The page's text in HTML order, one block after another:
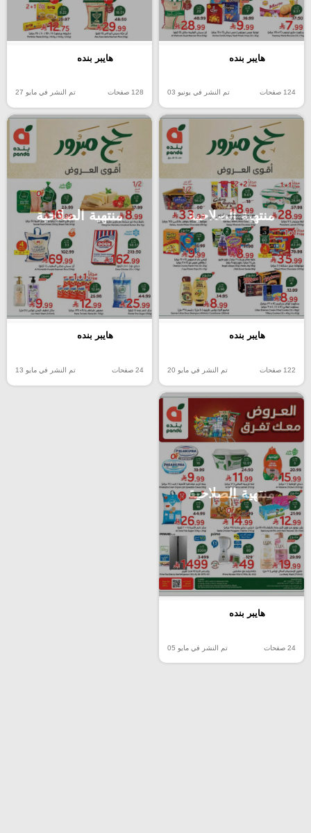
هايبر بنده
124 صفحات تم النشر في يونيو 03
هايبر بنده
128 صفحات تم النشر في مايو 27
منتهية الصلاحية
هايبر بنده
122 صفحات تم النشر في مايو 20
منتهية الصلاحية
هايبر بنده
24 صفحات تم النشر في مايو 13
منتهية الصلاحية
هايبر بنده
24 صفحات تم النشر في مايو 05